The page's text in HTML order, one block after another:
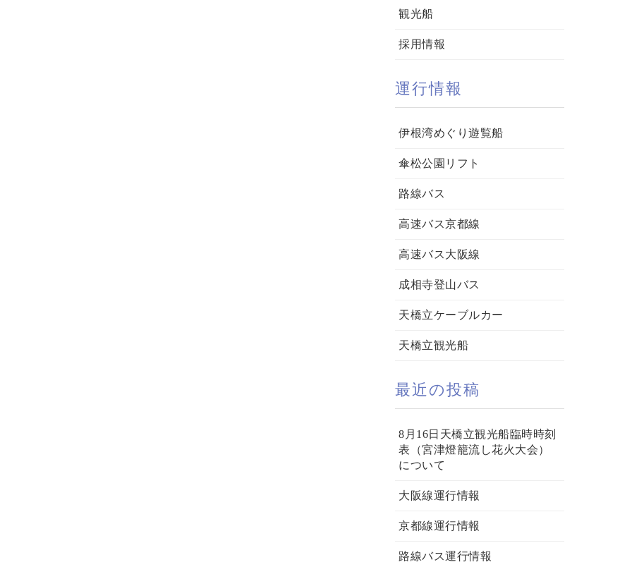
観光船
採用情報
運行情報
伊根湾めぐり遊覧船
傘松公園リフト
路線バス
高速バス京都線
高速バス大阪線
成相寺登山バス
天橋立ケーブルカー
天橋立観光船
最近の投稿
8月16日天橋立観光船臨時時刻
表（宮津燈籠流し花火大会）
について
大阪線運行情報
京都線運行情報
路線バス運行情報